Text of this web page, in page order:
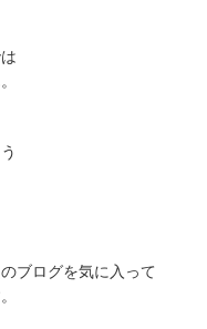
ブログを気に入って